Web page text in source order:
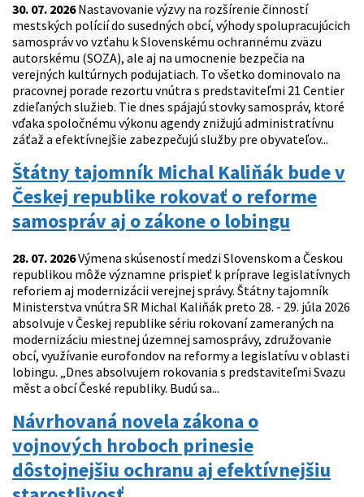
30. 07. 2026Nastavovanie výzvy na rozšírenie činností
mestských polícií do susedných obcí, výhody spolupracujúcich
samospráv vo vzťahu k Slovenskému ochrannému zväzu
autorskému (SOZA), ale aj na umocnenie bezpečia na
verejných kultúrnych podujatiach. To všetko dominovalo na
pracovnej porade rezortu vnútra s predstaviteľmi 21 Centier
zdieľaných služieb. Tie dnes spájajú stovky samospráv, ktoré
vďaka spoločnému výkonu agendy znižujú administratívnu
záťaž a efektívnejšie zabezpečujú služby pre obyvateľov...
Štátny tajomník Michal Kaliňák bude v
Českej republike rokovať o reforme
samospráv aj o zákone o lobingu
28. 07. 2026Výmena skúseností medzi Slovenskom a Českou
republikou môže významne prispieť k príprave legislatívnych
reforiem aj modernizácii verejnej správy. Štátny tajomník
Ministerstva vnútra SR Michal Kaliňák preto 28. - 29. júla 2026
absolvuje v Českej republike sériu rokovaní zameraných na
modernizáciu miestnej územnej samosprávy, združovanie
obcí, využívanie eurofondov na reformy a legislatívu v oblasti
lobingu. „Dnes absolvujem rokovania s predstaviteľmi Svazu
měst a obcí České republiky. Budú sa...
Návrhovaná novela zákona o
vojnových hroboch prinesie
dôstojnejšiu ochranu aj efektívnejšiu